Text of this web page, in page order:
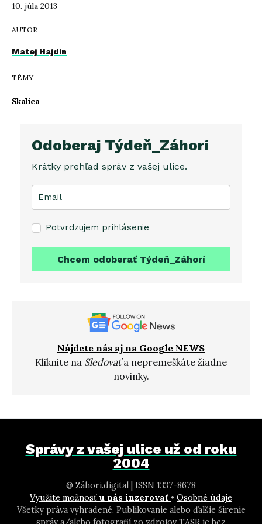
10. júla 2013
AUTOR
Matej Hajdin
TÉMY
Skalica
Odoberaj Týdeň_Záhorí
Krátky prehľad správ z vašej ulice.
Potvrdzujem prihlásenie
Chcem odoberať Týdeň_Záhorí
Nájdete nás aj na Google NEWS
Kliknite na Sledovaťa nepremeškáte žiadne
novinky.
Správy z vašej ulice už od roku
2004
@ Záhori.digital | ISSN 1337-8678
Využite možnosť u nás inzerovať • Osobné údaje
Všetky práva vyhradené. Publikovanie alebo ďalšie šírenie